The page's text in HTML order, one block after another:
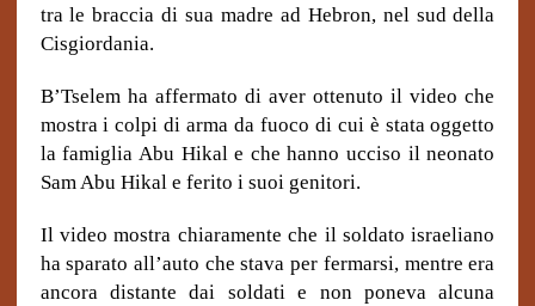
tra le braccia di sua madre ad Hebron, nel sud della
Cisgiordania.
B’Tselem ha affermato di aver ottenuto il video che
mostra i colpi di arma da fuoco di cui è stata oggetto
la famiglia Abu Hikal e che hanno ucciso il neonato
Sam Abu Hikal e ferito i suoi genitori.
Il video mostra chiaramente che il soldato israeliano
ha sparato all’auto che stava per fermarsi, mentre era
ancora distante dai soldati e non poneva alcuna